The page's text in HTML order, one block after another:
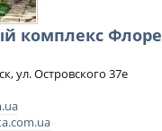
комплекс
ул. Островского 37е